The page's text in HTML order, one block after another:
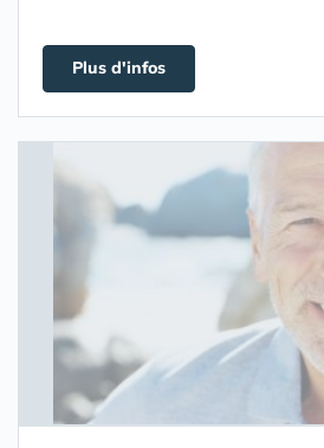
Plus d'infos